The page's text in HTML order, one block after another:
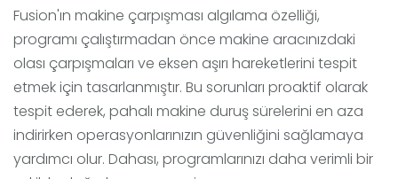
Fusion'ın makine çarpışması algılama özelliği,
programı çalıştırmadan önce makine aracınızdaki
olası çarpışmaları ve eksen aşırı hareketlerini tespit
etmek için tasarlanmıştır. Bu sorunları proaktif olarak
tespit ederek, pahalı makine duruş sürelerini en aza
indirirken operasyonlarınızın güvenliğini sağlamaya
yardımcı olur. Dahası, programlarınızı daha verimli bir